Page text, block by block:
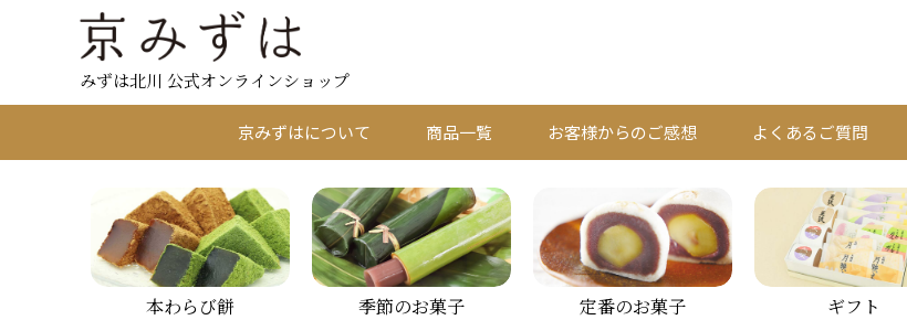
みずは北川 公式オンラインショップ
京みずはについて 商品一覧 お客様からのご感想 よくあるご質問
本わらび餅 季節のお菓子 定番のお菓子 ギフト